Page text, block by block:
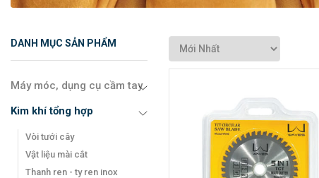
DANH MỤC SẢN PHẨM
Máy móc, dụng cụ cầm tay
Kim khí tổng hợp
Vòi tưới cây
Vật liệu mài cắt
Thanh ren - ty ren inox